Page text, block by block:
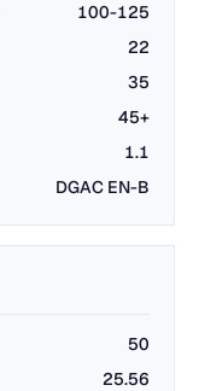
100-125
22
35
45+
1.1
DGAC EN-B
50
25.56